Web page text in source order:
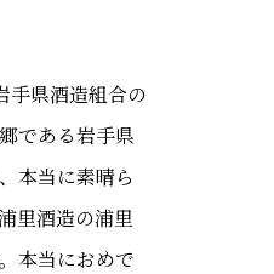
手県酒造組合の
である岩手県
本当に素晴ら
里酒造の浦里
本当におめで